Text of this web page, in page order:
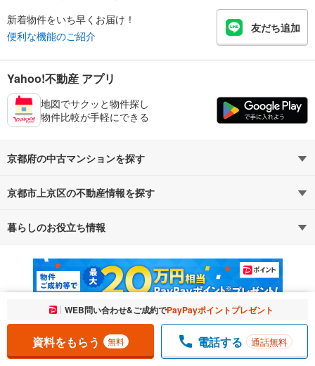
お気に入りに追加しました。 一覧を開く
WEB問い合わせ&ご成約でPayPayポイントプレゼント
資料をもらう 無料 電話する 通話無料
新着物件をいち早くお届け！
便利な機能のご紹介
友だち追加
Yahoo!不動産 アプリ
地図でサクッと物件探し
物件比較が手軽にできる
京都府の中古マンションを探す
路線・駅から探す
通勤・通学時間から探す
京都市上京区の不動産情報を探す
不動産・住宅
新築マンション 中古マンション
新築一戸建て
注文住宅 土地
暮らしのお役立ち情報
マンションカタログ 教えて！住まいの先生